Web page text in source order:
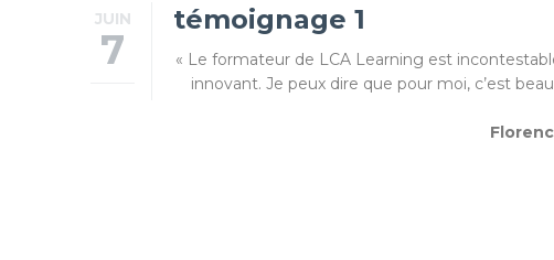
JUIN
7
témoignage 1
« Le formateur de LCA Learning est
innovant. Je peux dire que pour moi, c’est
BUSINESS
ADMINISTRATION